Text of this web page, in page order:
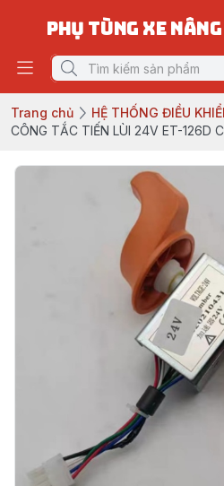
PHỤ TÙNG XE
Trang chủ HỆ THỐNG ĐIỀU
CÔNG TẮC TIẾN LÙI 24V ET-126D